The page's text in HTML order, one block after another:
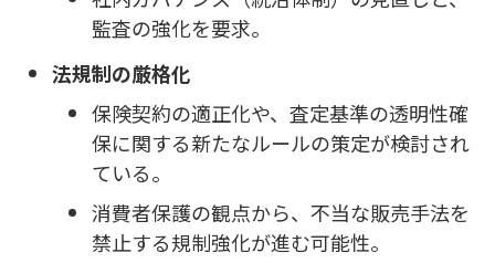
監査の強化を要求。
法規制の厳格化
保険契約の適正化や、査定基準の透明性確
保に関する新たなルールの策定が検討され
ている。
消費者保護の観点から、不当な販売手法を
禁止する規制強化が進む可能性。